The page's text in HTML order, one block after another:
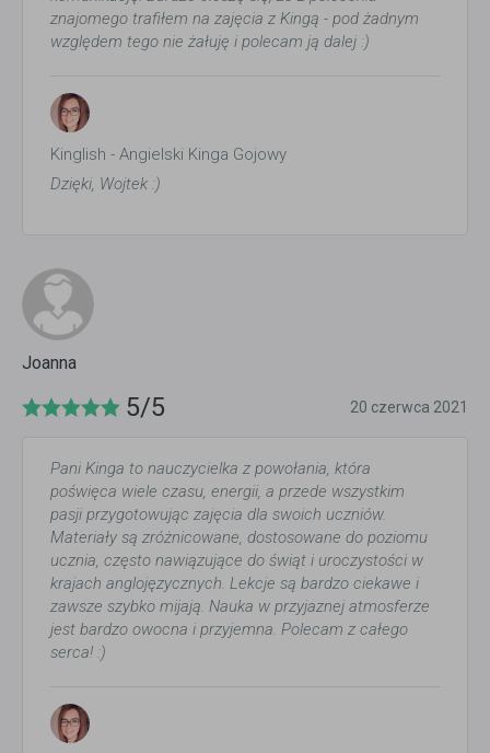
znajomego trafiłem na zajęcia z Kingą - pod żadnym
względem tego nie żałuję i polecam ją dalej :)
Kinglish - Angielski Kinga Gojowy
Dzięki, Wojtek :)
Joanna
5/5 20 czerwca 2021
Pani Kinga to nauczycielka z powołania, która
poświęca wiele czasu, energii, a przede wszystkim
pasji przygotowując zajęcia dla swoich uczniów.
Materiały są zróżnicowane, dostosowane do poziomu
ucznia, często nawiązujące do świąt i uroczystości w
krajach anglojęzycznych. Lekcje są bardzo ciekawe i
zawsze szybko mijają. Nauka w przyjaznej atmosferze
jest bardzo owocna i przyjemna. Polecam z całego
serca! :)